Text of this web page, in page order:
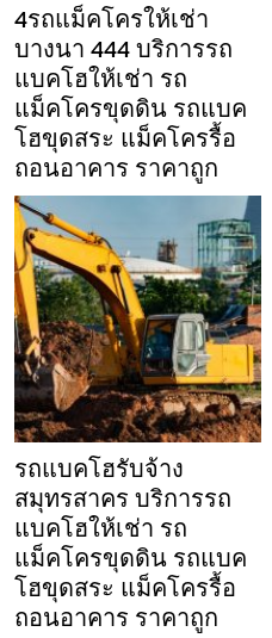
4รถแม็คโครให้เช่า
บางนา 444 บริการรถ
แบคโฮให้เช่า รถ
แม็คโครขุดดิน รถแบค
โฮขุดสระ แม็คโครรื้อ
ถอนอาคาร ราคาถูก
รถแบคโฮรับจ้าง
สมุทรสาคร บริการรถ
แบคโฮให้เช่า รถ
แม็คโครขุดดิน รถแบค
โฮขุดสระ แม็คโครรื้อ
ถอนอาคาร ราคาถูก